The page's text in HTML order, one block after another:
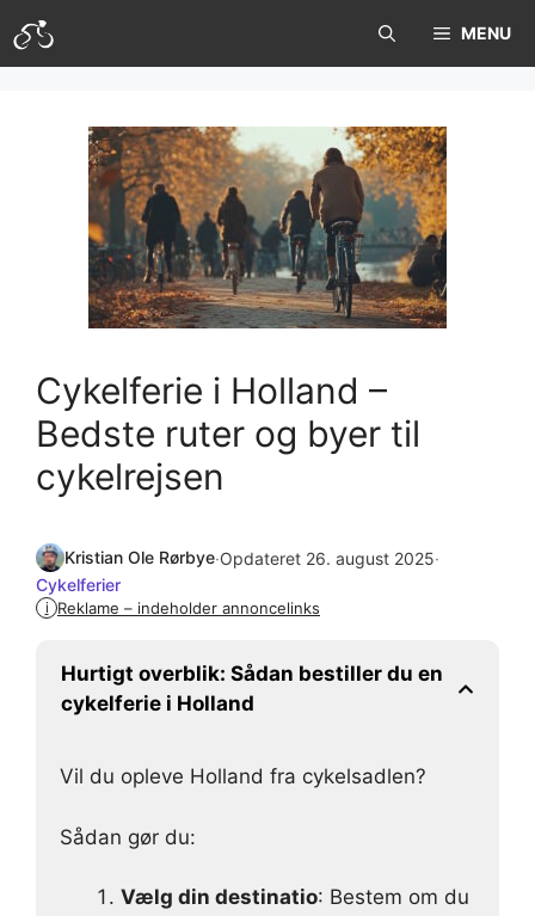
til
indhold
MENU
Cykelferie i Holland –
Bedste ruter og byer til
cykelrejsen
Kristian Ole Rørbye·Opdateret 26. august 2025·
Cykelferier
i Reklame – indeholder annoncelinks
Hurtigt overblik: Sådan bestiller du en
cykelferie i Holland
Vil du opleve Holland fra cykelsadlen?
Sådan gør du:
Vælg din destinatio: Bestem om du